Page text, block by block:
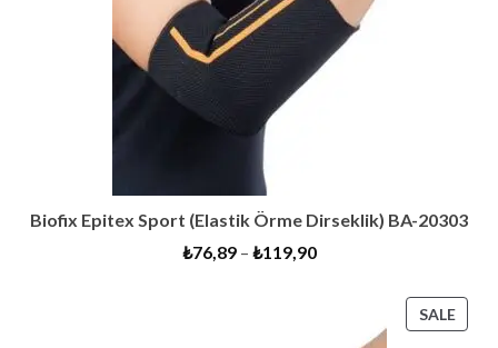
Biofix Epitex Sport (Elastik Örme Dirseklik) BA-20303
₺76,89– ₺119,90
SALE
ON